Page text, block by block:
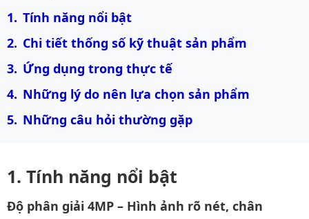
Tính năng nổi bật
Chi tiết thống số kỹ thuật sản phẩm
Ứng dụng trong thực tế
Những lý do nên lựa chọn sản phẩm
Những câu hỏi thường gặp
Tính năng nổi bật
Độ phân giải 4MP – Hình ảnh rõ nét, chân